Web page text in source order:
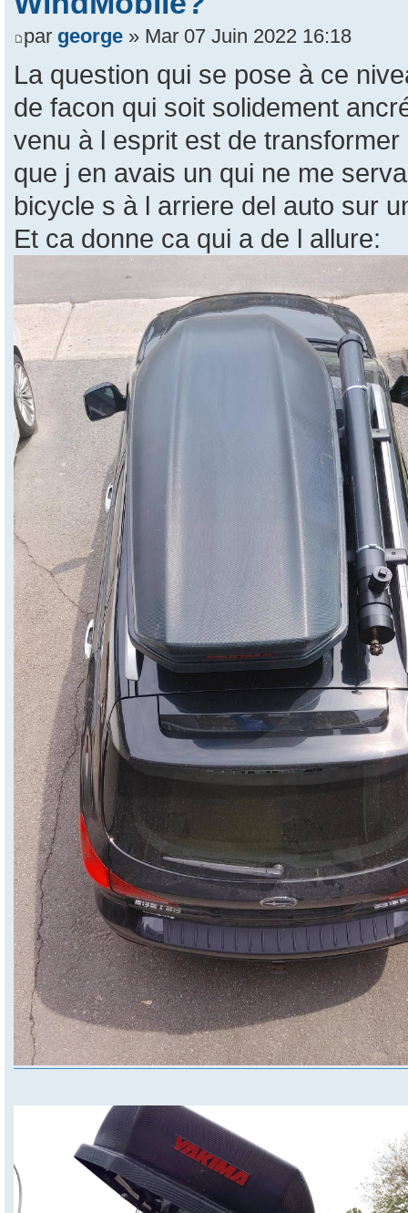
par george » Mar 07 Juin 2022 16:18
La question qui se pose à ce
de facon qui soit solidement
venu à l esprit est de
que j en avais un qui ne me
bicycle s à l arriere del auto sur
Et ca donne ca qui a de l allure: